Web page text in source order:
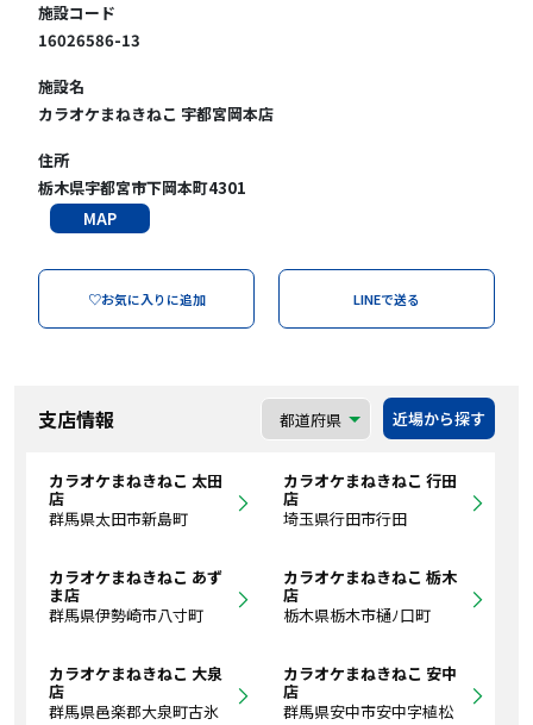
施設コード
16026586-13
施設名
カラオケまねきねこ 宇都宮岡本店
住所
栃木県宇都宮市下岡本町4301
MAP
♡お気に入りに追加 LINEで送る
支店情報 近場から探す
カラオケまねきねこ 太田
店
群馬県太田市新島町
カラオケまねきねこ 行田
店
埼玉県行田市行田
カラオケまねきねこ あず
ま店
群馬県伊勢崎市八寸町
カラオケまねきねこ 栃木
店
栃木県栃木市樋ﾉ口町
カラオケまねきねこ 大泉
店
群馬県邑楽郡大泉町古氷
カラオケまねきねこ 安中
店
群馬県安中市安中字植松